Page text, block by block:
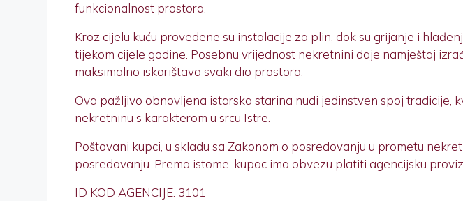
funkcionalnost prostora.
Kroz cijelu kuću provedene su instalacije za plin, dok su grijanje i
tijekom cijele godine. Posebnu vrijednost nekretnini daje namještaj
maksimalno iskorištava svaki dio prostora.
Ova pažljivo obnovljena istarska starina nudi jedinstven spoj
nekretninu s karakterom u srcu Istre.
Poštovani kupci, u skladu sa Zakonom o posredovanju u prometu
posredovanju. Prema istome, kupac ima obvezu platiti agencijsku
ID KOD AGENCIJE: 3101